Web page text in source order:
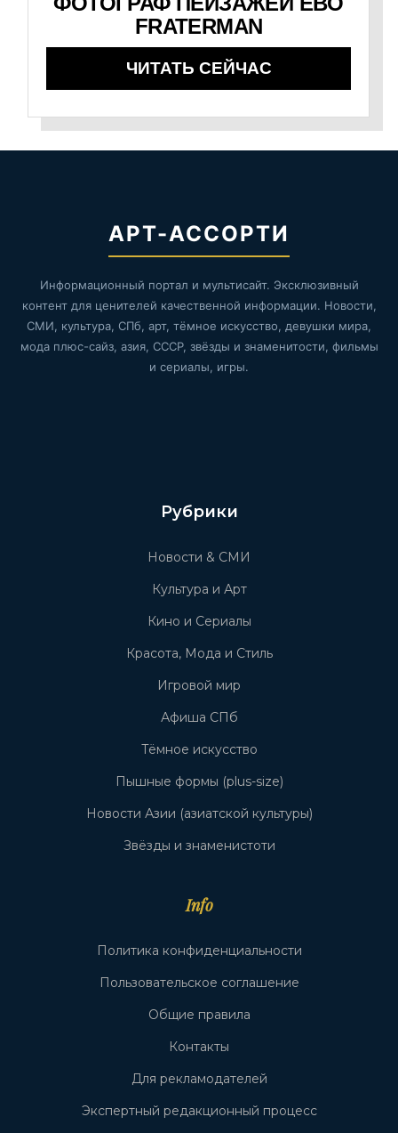
FRATERMAN
ЧИТАТЬ СЕЙЧАС
АРТ-АССОРТИ
Информационный портал и мультисайт. Эксклюзивный
контент для ценителей качественной информации. Новости,
СМИ, культура, СПб, арт, тёмное искусство, девушки мира,
мода плюс-сайз, азия, СССР, звёзды и знаменитости, фильмы
и сериалы, игры.
Рубрики
Новости & СМИ
Культура и Арт
Кино и Сериалы
Красота, Мода и Стиль
Игровой мир
Афиша СПб
Тёмное искусство
Пышные формы (plus-size)
Новости Азии (азиатской культуры)
Звёзды и знаменистоти
Info
Политика конфиденциальности
Пользовательское соглашение
Общие правила
Контакты
Для рекламодателей
Экспертный редакционный процесс